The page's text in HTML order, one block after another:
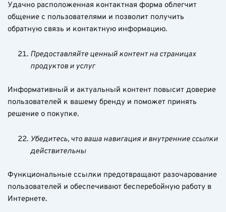
Удачно расположенная контактная форма облегчит
общение с пользователями и позволит получить
обратную связь и контактную информацию.
Предоставляйте ценный контент на страницах
продуктов и услуг
Информативный и актуальный контент повысит доверие
пользователей к вашему бренду и поможет принять
решение о покупке.
Убедитесь, что ваша навигация и внутренние ссылки
действительны
Функциональные ссылки предотвращают разочарование
пользователей и обеспечивают бесперебойную работу в
Интернете.